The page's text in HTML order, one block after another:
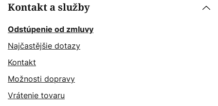
Kontakt a služby
Odstúpenie od zmluvy
Najčastějšie dotazy
Kontakt
Možnosti dopravy
Vrátenie tovaru